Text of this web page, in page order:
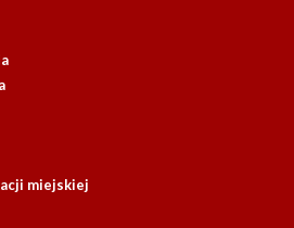
miejskiej